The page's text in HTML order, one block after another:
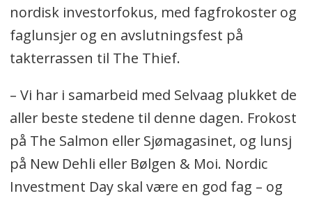
nordisk investorfokus, med fagfrokoster og
faglunsjer og en avslutningsfest på
takterrassen til The Thief.
– Vi har i samarbeid med Selvaag plukket de
aller beste stedene til denne dagen. Frokost
på The Salmon eller Sjømagasinet, og lunsj
på New Dehli eller Bølgen & Moi. Nordic
Investment Day skal være en god fag – og